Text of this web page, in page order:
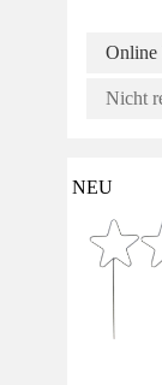
Online
Nicht
NEU